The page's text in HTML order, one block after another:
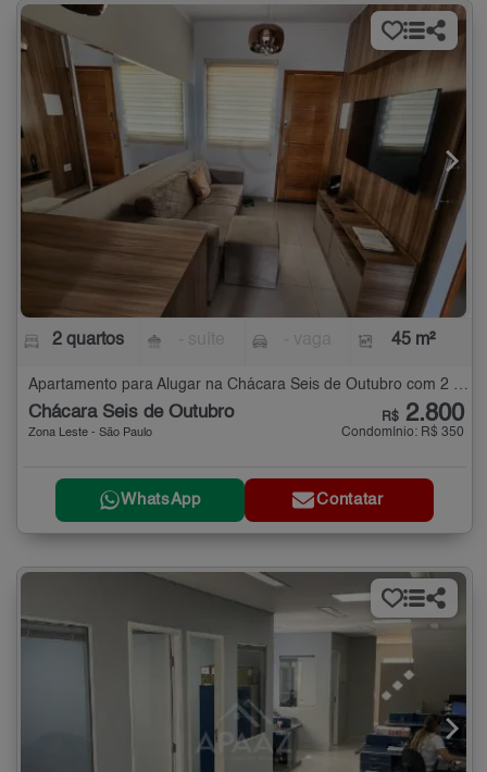
2 quartos 45 m²
Chácara Seis de Outubro
Zona Leste - São Paulo
R$ 2.800
Condomínio: R$ 350
WhatsApp Contatar